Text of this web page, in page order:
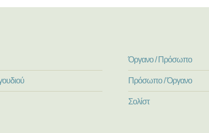
Όργανο / Πρόσωπο
Πρόσωπο / Όργανο
Σολίστ